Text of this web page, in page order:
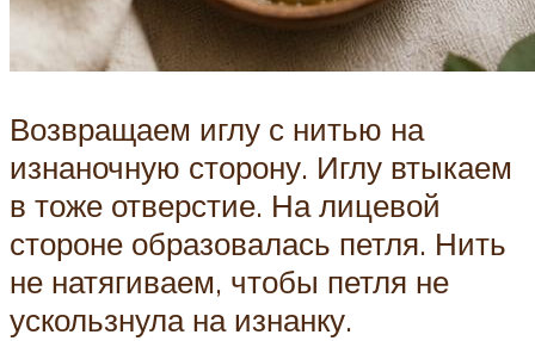
Возвращаем иглу с нитью на
изнаночную сторону. Иглу втыкаем
в тоже отверстие. На лицевой
стороне образовалась петля. Нить
не натягиваем, чтобы петля не
ускользнула на изнанку.